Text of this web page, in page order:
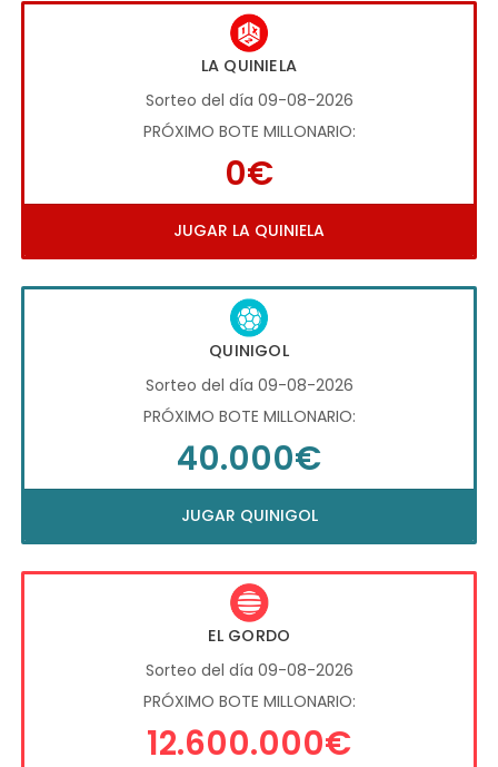
LA QUINIELA
Sorteo del día 09-08-2026
PRÓXIMO BOTE MILLONARIO:
0€
JUGAR LA QUINIELA
QUINIGOL
Sorteo del día 09-08-2026
PRÓXIMO BOTE MILLONARIO:
40.000€
JUGAR QUINIGOL
EL GORDO
Sorteo del día 09-08-2026
PRÓXIMO BOTE MILLONARIO:
12.600.000€